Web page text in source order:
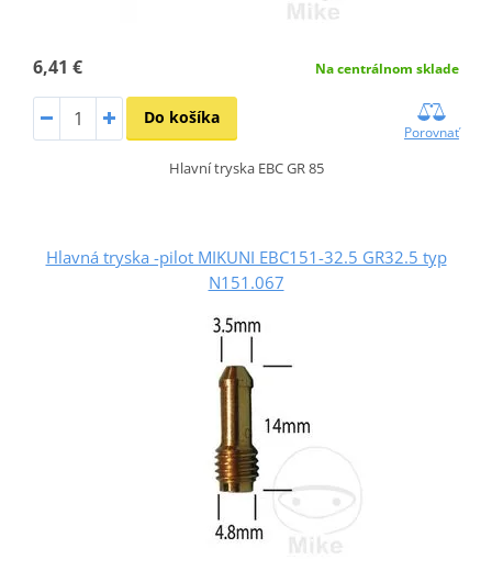
6,41 € Na centrálnom sklade
Do košíka
Porovnať
Hlavní tryska EBC GR 85
Hlavná tryska -pilot MIKUNI EBC151-32.5 GR32.5 typ
N151.067